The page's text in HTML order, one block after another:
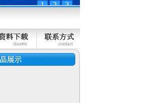
1 2 3